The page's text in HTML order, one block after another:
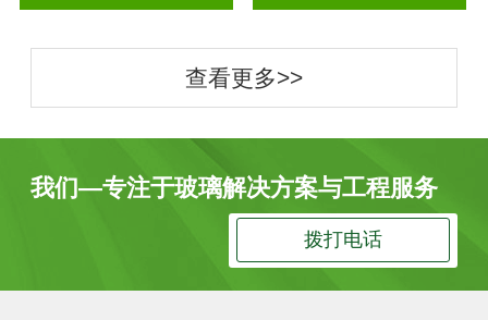
查看更多>>
我们—专注于玻璃解决方案与工程服务
拨打电话